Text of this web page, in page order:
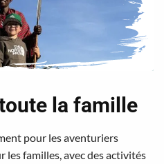
la famille
pour les aventuriers
les familles, avec des activités